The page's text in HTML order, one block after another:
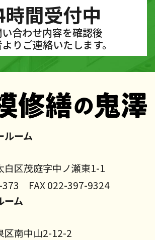
間受付中
合わせ内容を確認後
りご連絡いたします。
ルーム
白区茂庭字中ノ瀬東1-1
373 FAX 022-397-9324
ーム
区南中山2-12-2